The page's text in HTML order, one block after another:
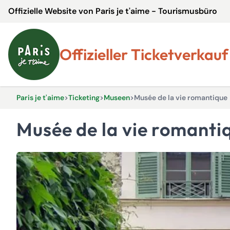
Offizielle Website von Paris je t'aime - Tourismusbüro
Offizieller Ticketverkauf
Paris je t'aime>Ticketing>Museen>Musée de la vie romantique
Musée de la vie